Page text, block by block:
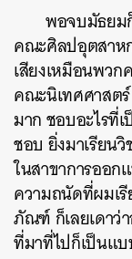
พอจบมัธยม
คณะศิลปอุตสาห
เสียงเหมือนพว
คณะนิเทศศาสต
มาก ชอบอะไรที่
ชอบ ยิ่งมาเรียน
ในสาขาการออ
ความถนัดที่ผมเ
ภัณฑ์ ก็เลยเดาว่
ที่มาที่ไปก็เป็นแ